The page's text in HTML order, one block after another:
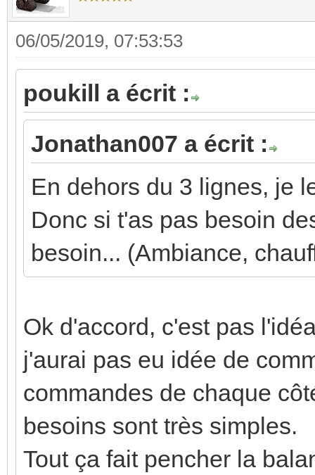
06/05/2019, 07:53:53
poukill a écrit :
Jonathan007 a écrit :
En dehors du 3 lignes, je
Donc si t'as pas besoin
besoin... (Ambiance,
Ok d'accord, c'est pas
j'aurai pas eu idée de
commandes de chaque
besoins sont très simples.
Tout ça fait pencher la